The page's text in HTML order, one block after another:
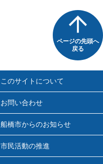
ページの先頭へ
戻る
このサイトについて
お問い合わせ
船橋市からのお知らせ
市民活動の推進